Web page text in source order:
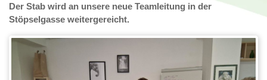
Der Stab wird an unsere neue Teamleitung in der
Stöpselgasse weitergereicht.